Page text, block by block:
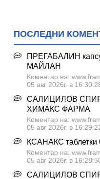
ПОСЛЕДНИ
ПРЕГАБАЛИН
МАЙЛАН
Коментар на:
05 авг 2026г. в
САЛИЦИЛОВ
ХИМАКС ФАРМА
Коментар на:
05 авг 2026г. в
КСАНАКС таблетки
Коментар на:
05 авг 2026г. в
САЛИЦИЛОВ